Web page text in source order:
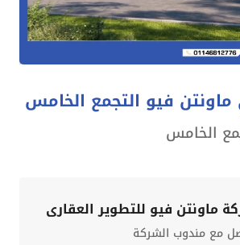
فيو التجمع الخامس
الخامس
ماونتن فيو للتطوير العقاري
مع مندوب الشركة